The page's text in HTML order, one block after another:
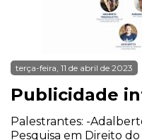
terça-feira, 11 de abril de 2023
Publicidade
Palestrantes: -
Pesquisa em Direito